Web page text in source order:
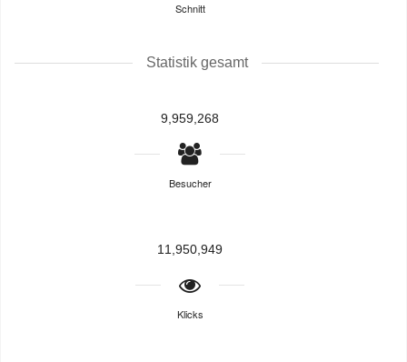
Schnitt
Statistik gesamt
9,959,268
Besucher
11,950,949
Klicks